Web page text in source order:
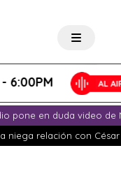
pone en duda video de
niega relación con